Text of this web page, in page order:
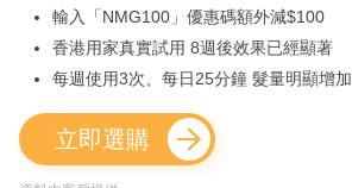
輸入「NMG100」優惠碼額外減$100
香港用家真實試用 8週後效果已經顯著
每週使用3次、每日25分鐘 髮量明顯增加
立即選購